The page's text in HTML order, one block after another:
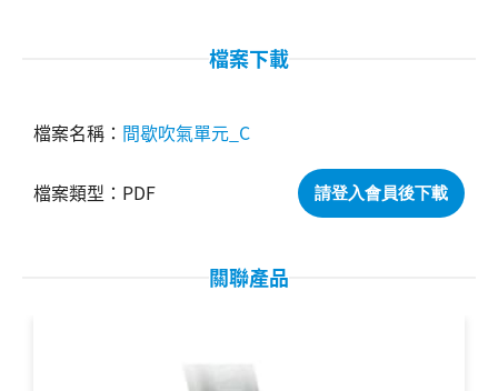
檔案下載
間歇吹氣單元_C
PDF 請登入會員後下載
關聯產品